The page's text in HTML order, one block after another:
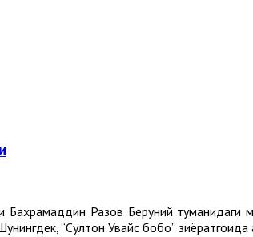
Бахрамаддин Разов Беруний
“Султон Увайс бобо”